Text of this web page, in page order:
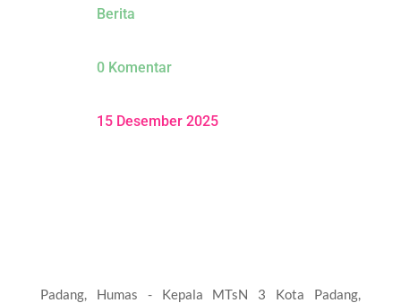
Berita
0 Komentar
15 Desember 2025
Padang, Humas - Kepala MTsN 3 Kota Padang,